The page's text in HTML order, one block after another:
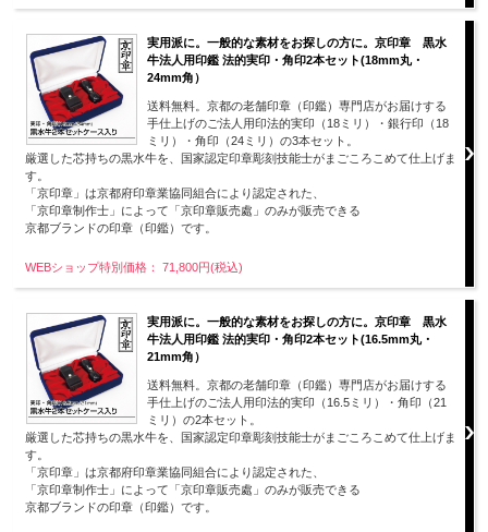
実用派に。一般的な素材をお探しの方に。京印章 黒水
牛法人用印鑑 法的実印・角印2本セット(18mm丸・
24mm角）
送料無料。京都の老舗印章（印鑑）専門店がお届けする
手仕上げのご法人用印法的実印（18ミリ）・銀行印（18
ミリ）・角印（24ミリ）の3本セット。
厳選した芯持ちの黒水牛を、国家認定印章彫刻技能士がまごころこめて仕上げま
す。
「京印章」は京都府印章業協同組合により認定された、
「京印章制作士」によって「京印章販売處」のみが販売できる
京都ブランドの印章（印鑑）です。
WEBショップ特別価格： 71,800円(税込)
実用派に。一般的な素材をお探しの方に。京印章 黒水
牛法人用印鑑 法的実印・角印2本セット(16.5mm丸・
21mm角）
送料無料。京都の老舗印章（印鑑）専門店がお届けする
手仕上げのご法人用印法的実印（16.5ミリ）・角印（21
ミリ）の2本セット。
厳選した芯持ちの黒水牛を、国家認定印章彫刻技能士がまごころこめて仕上げま
す。
「京印章」は京都府印章業協同組合により認定された、
「京印章制作士」によって「京印章販売處」のみが販売できる
京都ブランドの印章（印鑑）です。